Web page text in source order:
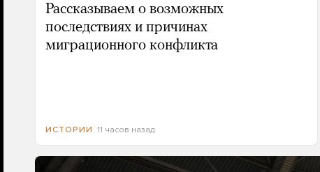
Рассказываем о возможных
последствиях и причинах
миграционного конфликта
ИСТОРИИ 11 часов назад